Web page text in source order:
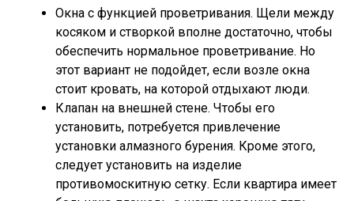
Окна с функцией проветривания. Щели между
косяком и створкой вполне достаточно, чтобы
обеспечить нормальное проветривание. Но
этот вариант не подойдет, если возле окна
стоит кровать, на которой отдыхают люди.
Клапан на внешней стене. Чтобы его
установить, потребуется привлечение
установки алмазного бурения. Кроме этого,
следует установить на изделие
противомоскитную сетку. Если квартира имеет